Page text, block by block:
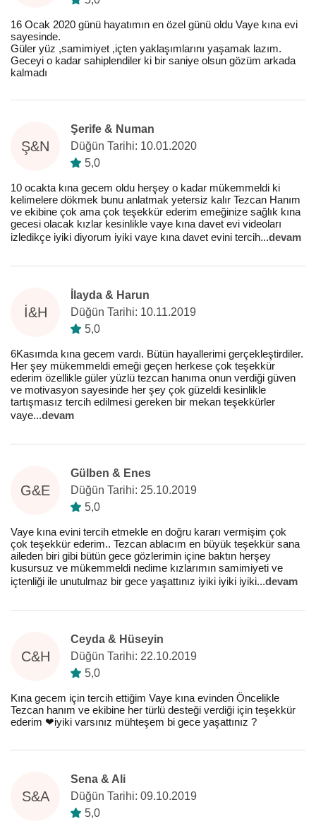
16 Ocak 2020 günü hayatımın en özel günü oldu Vaye kına evi
sayesinde.
Güler yüz ,samimiyet ,içten yaklaşımlarını yaşamak lazım.
Geceyi o kadar sahiplendiler ki bir saniye olsun gözüm arkada
kalmadı
Ş&N
Şerife & Numan
Düğün Tarihi: 10.01.2020
5,0
10 ocakta kına gecem oldu herşey o kadar mükemmeldi ki
kelimelere dökmek bunu anlatmak yetersiz kalır Tezcan Hanım
ve ekibine çok ama çok teşekkür ederim emeğinize sağlık kına
gecesi olacak kızlar kesinlikle vaye kına davet evi videoları
izledikçe iyiki diyorum iyiki vaye kına davet evini tercih...devam
İ&H
İlayda & Harun
Düğün Tarihi: 10.11.2019
5,0
6Kasımda kına gecem vardı. Bütün hayallerimi gerçekleştirdiler.
Her şey mükemmeldi emeği geçen herkese çok teşekkür
ederim özellikle güler yüzlü tezcan hanıma onun verdiği güven
ve motivasyon sayesinde her şey çok güzeldi kesinlikle
tartışmasız tercih edilmesi gereken bir mekan teşekkürler
vaye...devam
G&E
Gülben & Enes
Düğün Tarihi: 25.10.2019
5,0
Vaye kına evini tercih etmekle en doğru kararı vermişim çok
çok teşekkür ederim.. Tezcan ablacım en büyük teşekkür sana
aileden biri gibi bütün gece gözlerimin içine baktın herşey
kusursuz ve mükemmeldi nedime kızlarımın samimiyeti ve
içtenliği ile unutulmaz bir gece yaşattınız iyiki iyiki iyiki...devam
C&H
Ceyda & Hüseyin
Düğün Tarihi: 22.10.2019
5,0
Kına gecem için tercih ettiğim Vaye kına evinden Öncelikle
Tezcan hanım ve ekibine her türlü desteği verdiği için teşekkür
ederim ❤️iyiki varsınız mühteşem bi gece yaşattınız ?
S&A
Sena & Ali
Düğün Tarihi: 09.10.2019
5,0